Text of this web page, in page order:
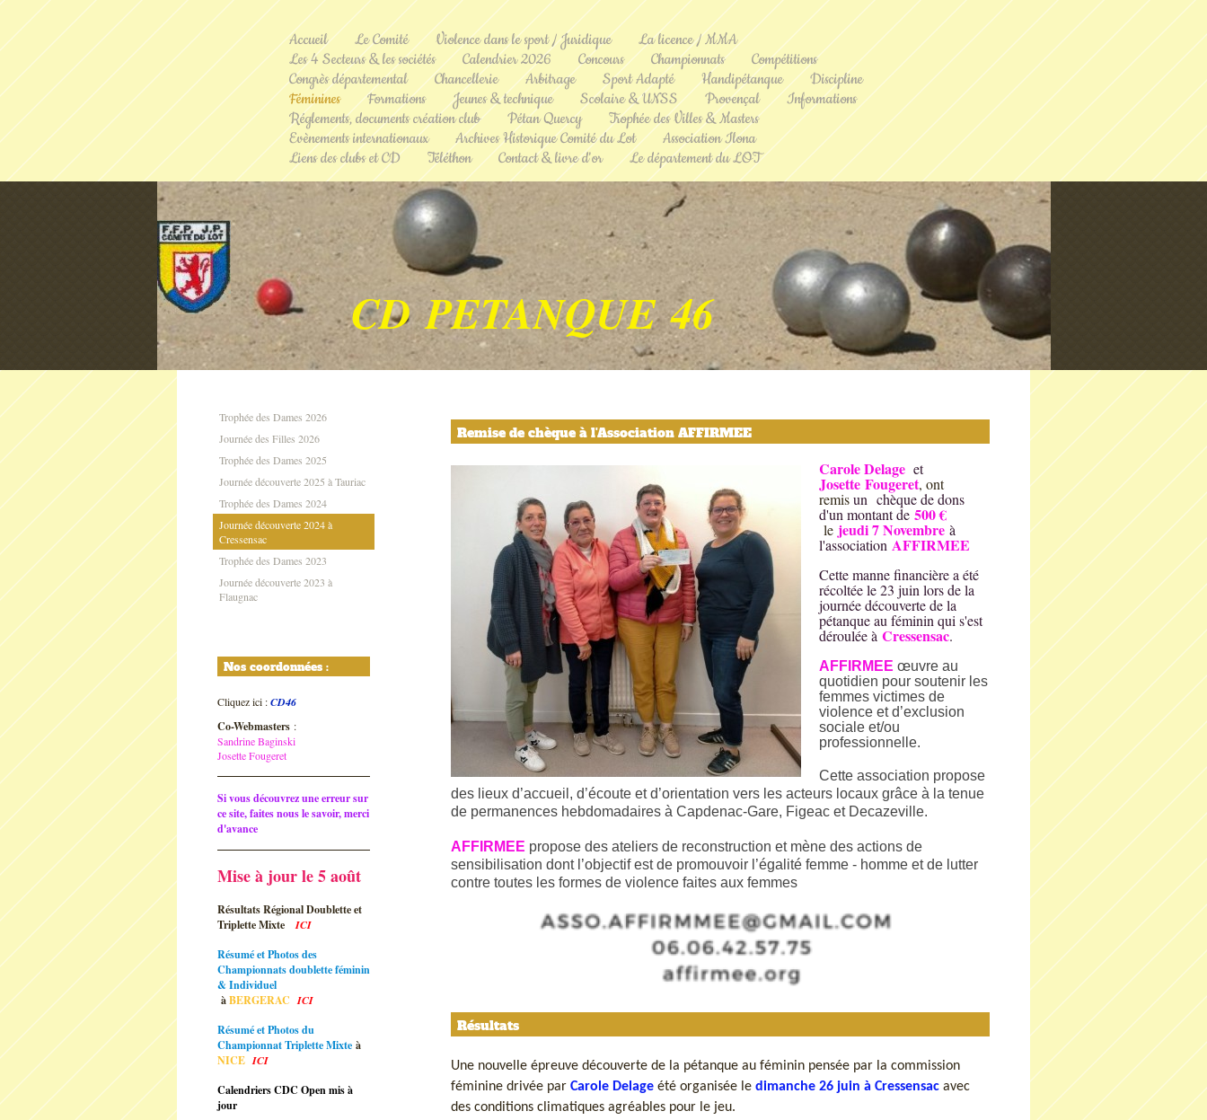
Accueil Le Comité Violence dans le sport / Juridique
La licence / MMA
Les 4 Secteurs & les sociétés
Calendrier 2026 Concours Championnats
Compétitions
Congrès départemental
Chancellerie Arbitrage Sport Adapté Handipétanque
Discipline
Féminines
Formations Jeunes & technique Scolaire & UNSS Provençal
Informations
Réglements, documents création club
Pétan Quercy
Trophée des Villes & Masters
Evènements internationaux
Archives Historique Comité du Lot
Association Ilona
Liens des clubs et CD
Téléthon Contact & livre d'or Le département du LOT
CD PETANQUE 46
Trophée des Dames 2026
Journée des Filles 2026
Trophée des Dames 2025
Journée découverte 2025 à Tauriac
Trophée des Dames 2024
Journée découverte 2024 à
Cressensac
Trophée des Dames 2023
Journée découverte 2023 à
Flaugnac
Nos coordonnées :
Cliquez ici :CD46
Co-Webmasters :
Sandrine Baginski
Josette Fougeret
Si vous découvrez une erreur sur
ce site, faites nous le savoir, merci
d'avance
Mise à jour le 5 août
Résultats Régional Doublette et
Triplette Mixte
ICI
Résumé et Photos des
Championnats doublette féminin
& Individuel
àBERGERACICI
Résumé et Photos du
Championnat Triplette Mixte à
NICEICI
Calendriers CDC Open mis à
jour
Remise de chèque à l'Association AFFIRMEE
Carole Delage et
Josette Fougeret, ont
remisun chèque de dons
d'un montant de 500 €
le jeudi 7 Novembre à
l'association AFFIRMEE
Cette manne financière a été
récoltée le 23 juin lors de la
journée découverte de la
pétanque au féminin qui s'est
déroulée à Cressensac.
AFFIRMEE œuvre au
quotidien pour soutenir les
femmes victimes de
violence et d’exclusion
sociale et/ou
professionnelle.
Cette association propose
des lieux d’accueil, d’écoute et d’orientation vers les acteurs locaux grâce à la tenue
de permanences hebdomadaires à Capdenac-Gare, Figeac et Decazeville.
AFFIRMEE propose des ateliers de reconstruction et mène des actions de
sensibilisation dont l’objectif est de promouvoir l’égalité femme - homme et de lutter
contre toutes les formes de violence faites aux femmes
Résultats
Une nouvelle épreuve découverte de la pétanque au féminin pensée par la commission
féminine drivée par Carole Delage été organisée le dimanche 26 juin à Cressensac avec
des conditions climatiques agréables pour le jeu.